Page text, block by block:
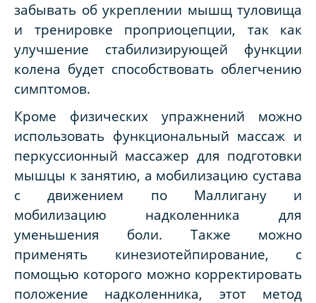
забывать об укреплении мышщ туловища
и тренировке проприоцепции, так как
улучшение стабилизирующей функции
колена будет способствовать облегчению
симптомов.
Кроме физических упражнений можно
использовать функциональный массаж и
перкуссионный массажер для подготовки
мышцы к занятию, а мобилизацию сустава
с движением по Маллигану и
мобилизацию надколенника для
уменьшения боли. Также можно
применять кинезиотейпирование, с
помощью которого можно корректировать
положение надколенника, этот метод